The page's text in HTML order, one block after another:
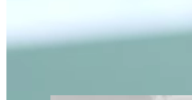
Settori di applicazione